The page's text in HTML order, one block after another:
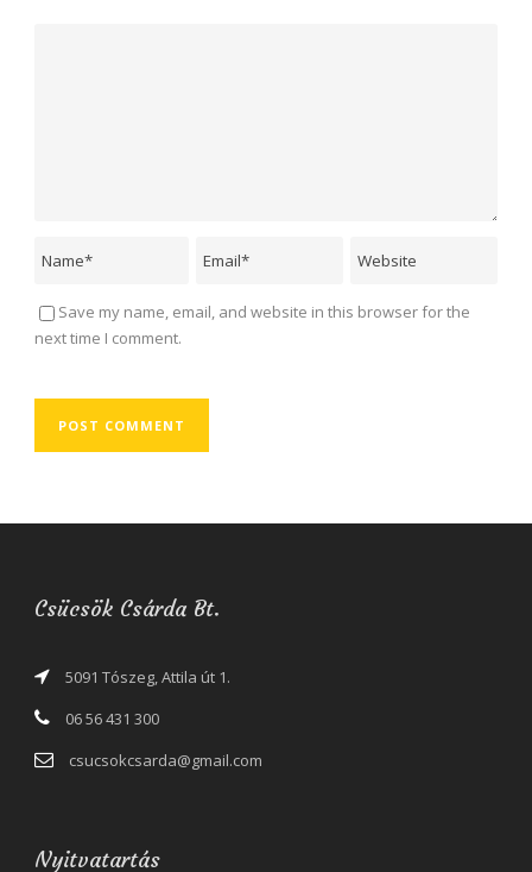
Save my name, email, and website in this browser for the
next time I comment.
Csücsök Csárda Bt.
5091 Tószeg, Attila út 1.
06 56 431 300
csucsokcsarda@gmail.com
Nyitvatartás